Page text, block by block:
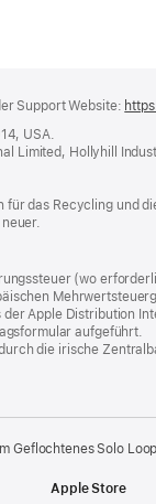
Support Website:
USA.
Limited, Hollyhill
das Recycling und
(wo
Apple Distribution
aufgeführt.
die irische
Geflochtenes Solo
Apple Store